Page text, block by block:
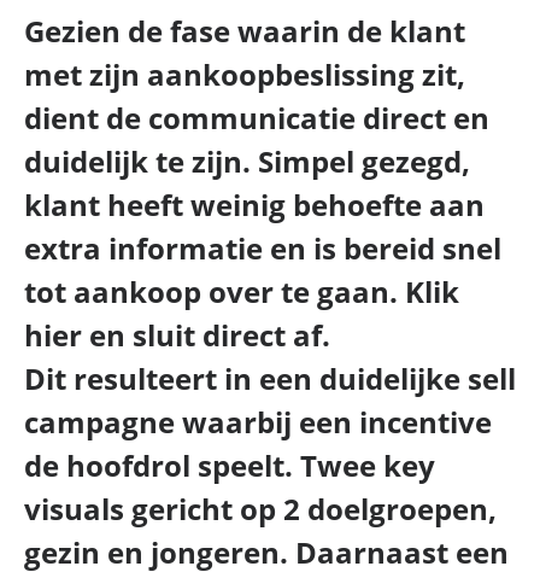
Gezien de fase waarin de klant
met zijn aankoopbeslissing zit,
dient de communicatie direct en
duidelijk te zijn. Simpel gezegd,
klant heeft weinig behoefte aan
extra informatie en is bereid snel
tot aankoop over te gaan. Klik
hier en sluit direct af.
Dit resulteert in een duidelijke sell
campagne waarbij een incentive
de hoofdrol speelt. Twee key
visuals gericht op 2 doelgroepen,
gezin en jongeren. Daarnaast een